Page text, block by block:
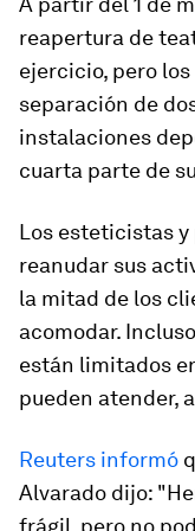
reapertura de
ejercicio, pero
separación de
instalaciones
cuarta parte de
Los esteticistas
reanudar sus
la mitad de los
acomodar.
están limitados
pueden atender,
Reuters informó
Alvarado dijo:
frágil, pero no